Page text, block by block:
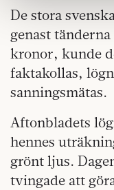
samlat in när du
Om du vill läsa mer
kan du göra det här.
De stora
genast
kronor, kunde
faktakollas,
sanningsmätas.
Aftonbladets
hennes
grönt ljus.
tvingade att